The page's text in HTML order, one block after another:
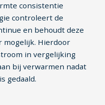
consistentie
controleert de
en behoudt deze
mogelijk. Hierdoor
in vergelijking
bij verwarmen nadat
gedaald.